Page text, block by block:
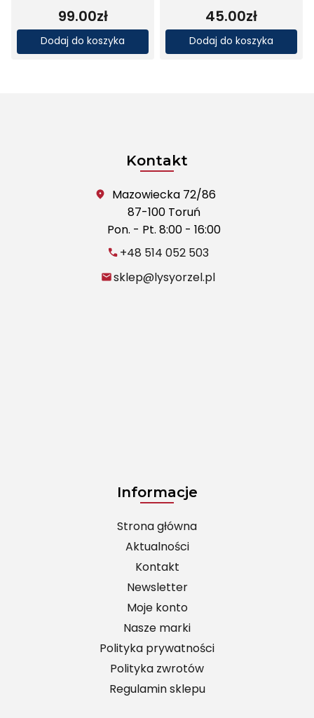
99.00zł
Dodaj do koszyka
45.00zł
Dodaj do koszyka
Kontakt
Mazowiecka 72/86
87-100 Toruń
Pon. - Pt. 8:00 - 16:00
+48 514 052 503
sklep@lysyorzel.pl
Informacje
Strona główna
Aktualności
Kontakt
Newsletter
Moje konto
Nasze marki
Polityka prywatności
Polityka zwrotów
Regulamin sklepu